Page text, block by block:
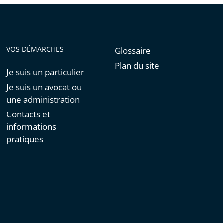
VOS DÉMARCHES
Je suis un particulier
Je suis un avocat ou
une administration
Contacts et
informations
pratiques
Glossaire
Plan du site